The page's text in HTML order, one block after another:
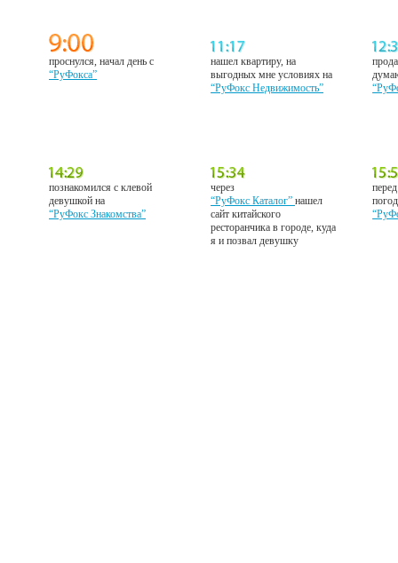
проснулся, начал день с
“РуФокса”
нашел квартиру, на
выгодных мне условиях на
“РуФокс Недвижимость”
познакомился с клевой
девушкой на
“РуФокс Знакомства”
через
“РуФокс Каталог”нашел
сайт китайского
ресторанчика в городе, куда
я и позвал девушку